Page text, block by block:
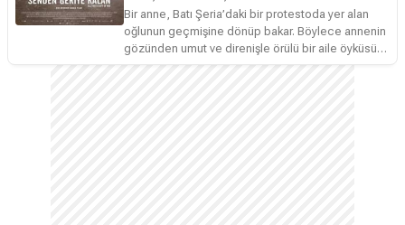
Bir anne, Batı Şeria’daki bir protestoda yer alan
oğlunun geçmişine dönüp bakar. Böylece annenin
gözünden umut ve direnişle örülü bir aile öyküsü
doğar.